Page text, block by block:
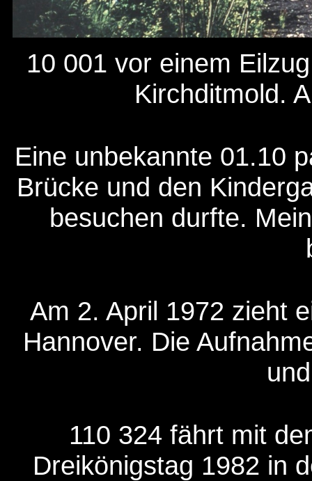
10 001 vor einem
Kirchditmold.
Eine unbekannte 01.10
Brücke und den
besuchen durfte.
Am 2. April 1972 zieht
Hannover. Die
110 324 fährt mit
Dreikönigstag 1982 in